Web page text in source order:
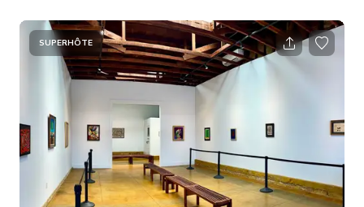
détaché pour 2 voitures ainsi qu'une maison d'hôtes détachée
récemment rénovée avec cuisine complète et salle de bain.
Une longue allée peut accueillir jusqu'à 6 voitures. La maison
principale propose un espace de vie à concept ouvert. Cuisine
SUPERHÔTE